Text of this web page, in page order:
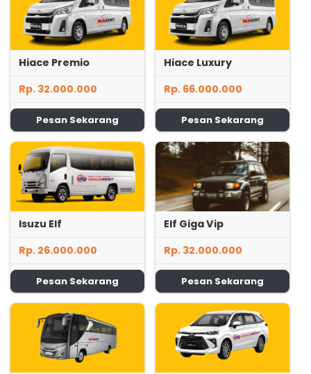
Hiace Premio
Rp. 32.000.000
Pesan Sekarang
Hiace Luxury
Rp. 66.000.000
Pesan Sekarang
Isuzu Elf
Rp. 26.000.000
Pesan Sekarang
Elf Giga Vip
Rp. 32.000.000
Pesan Sekarang